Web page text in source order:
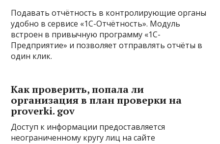
Подавать отчётность в контролирующие органы
удобно в сервисе «1С-Отчётность». Модуль
встроен в привычную программу «1С-
Предприятие» и позволяет отправлять отчёты в
один клик.
Как проверить, попала ли
организация в план проверки на
proverki. gov
Доступ к информации предоставляется
неограниченному кругу лиц на сайте